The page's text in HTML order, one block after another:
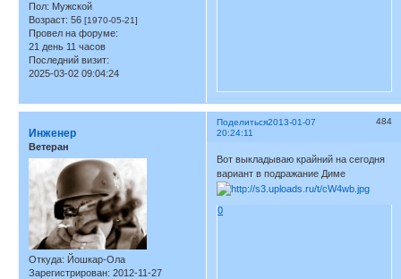
Пол: Мужской
Возраст: 56 [1970-05-21]
Провел на форуме:
21 день 11 часов
Последний визит:
2025-03-02 09:04:24
Поделиться 484
2013-01-07
20:24:11
Инженер
Ветеран
Откуда: Йошкар-Ола
Зарегистрирован: 2012-11-27
Вот выкладываю крайний на сегодня
вариант в подражание Диме
0